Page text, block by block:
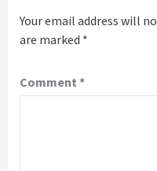
Your email address will
are marked *
Comment *